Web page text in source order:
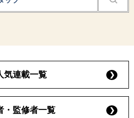
気連載一覧
・監修者一覧